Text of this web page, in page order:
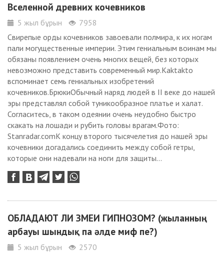
Вселенной древних кочевников
5 жыл бұрын
7958
Свирепые орды кочевников завоевали полмира, к их ногам
пали могущественные империи. Этим гениальным воинам мы
обязаны появлением очень многих вещей, без которых
невозможно представить современный мир.Kaktakto
вспоминает семь гениальных изобретений
кочевников.БрюкиОбычный наряд людей в II веке до нашей
эры представлял собой туникообразное платье и халат.
Согласитесь, в таком одеянии очень неудобно быстро
скакать на лошади и рубить головы врагам.Фото:
Stanradar.comК концу второго тысячелетия до нашей эры
кочевники догадались соединить между собой гетры,
которые они надевали на ноги для защиты...
ОБЛАДАЮТ ЛИ ЗМЕИ ГИПНОЗОМ? (жыланның
арбауы шындық па әлде миф пе?)
5 жыл бұрын
2570